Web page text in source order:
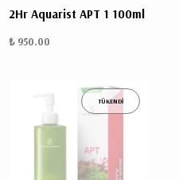
2Hr Aquarist APT 1 100ml
₺ 950.00
TÜKENDİ